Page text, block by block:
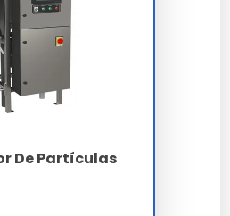
granulométrica de 0.04
(µm) com resolução de 100
distribuídos. A
a 1% conforme ISO 13320,
do feixe dispensa
em fluidos hidráulicos e
De Partículas